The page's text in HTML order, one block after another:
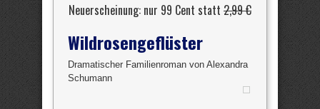
Neuerscheinung: nur 99 Cent statt 2,99 €
Wildrosengeflüster
Dramatischer Familienroman von Alexandra
Schumann